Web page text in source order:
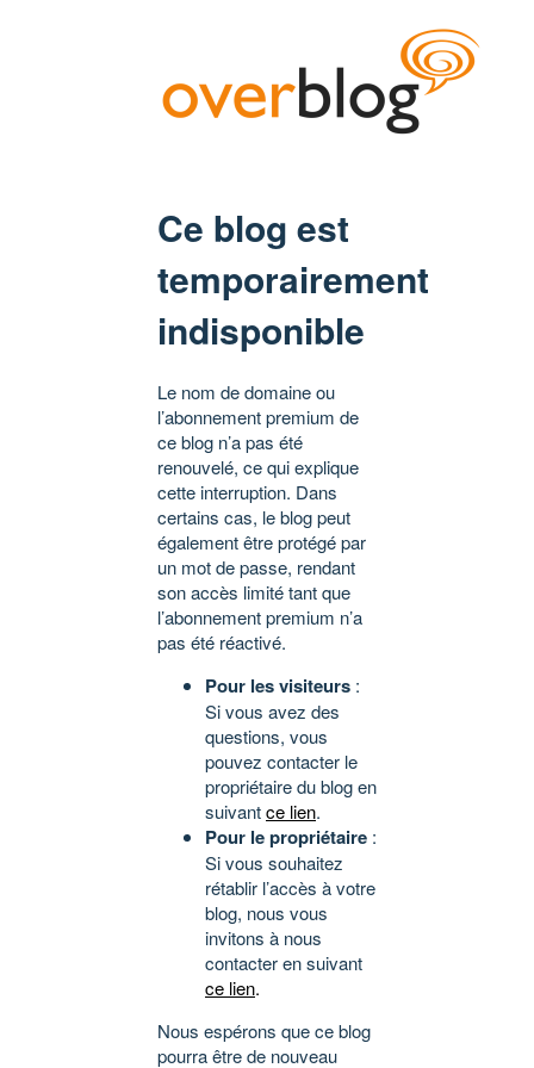
Ce blog est
temporairement
indisponible
Le nom de domaine ou
l’abonnement premium de
ce blog n’a pas été
renouvelé, ce qui explique
cette interruption. Dans
certains cas, le blog peut
également être protégé par
un mot de passe, rendant
son accès limité tant que
l’abonnement premium n’a
pas été réactivé.
Pour les visiteurs :
Si vous avez des
questions, vous
pouvez contacter le
propriétaire du blog en
suivantce lien.
Pour le propriétaire :
Si vous souhaitez
rétablir l’accès à votre
blog, nous vous
invitons à nous
contacter en suivant
ce lien.
Nous espérons que ce blog
pourra être de nouveau